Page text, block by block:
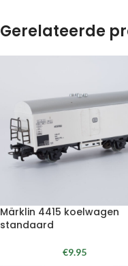
Gerelateerde
Märklin 4415 koelwagen
standaard
€9.95